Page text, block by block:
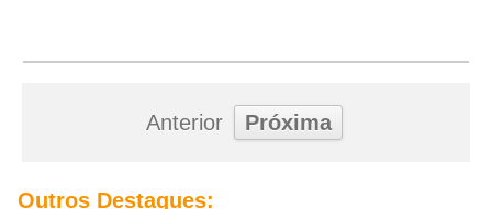
Anterior Próxima
Outros Destaques: